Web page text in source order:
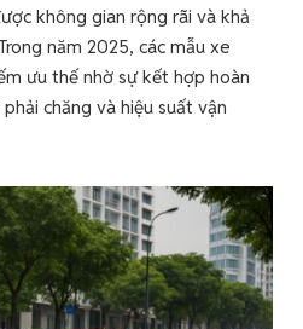
không gian rộng rãi và khả
năm 2025, các mẫu xe
ưu thế nhờ sự kết hợp hoàn
chăng và hiệu suất vận